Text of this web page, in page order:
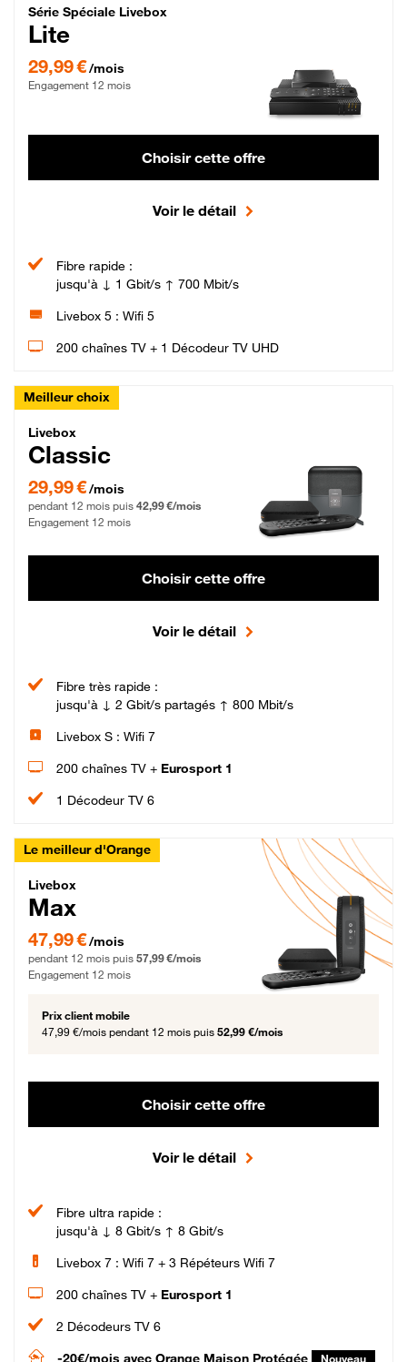
Série Spéciale Livebox Lite Fibre
Série Spéciale Livebox
Lite
29,99 €/mois
Engagement 12 mois
Choisir cette offre
Voir le détail
Fibre rapide :
jusqu'à ↓ 1 Gbit/s ↑ 700 Mbit/s
Livebox 5 : Wifi 5
200 chaînes TV + 1 Décodeur TV UHD
Meilleur choix
Livebox Classic Fibre
Livebox
Classic
29,99 € par mois pendant 12 mois puis 42,99 € par mois, Engagement 12 mois
29,99 €/mois
pendant 12 mois puis 42,99 €/mois
Engagement 12 mois
Choisir cette offre
Voir le détail
Fibre très rapide :
jusqu'à ↓ 2 Gbit/s partagés ↑ 800 Mbit/s
Livebox S : Wifi 7
200 chaînes TV + Eurosport 1
1 Décodeur TV 6
Le meilleur d'Orange
Livebox Max Fibre
Livebox
Max
47,99 € par mois pendant 12 mois puis 57,99 € par mois, Engagement 12 mois
47,99 €/mois
pendant 12 mois puis 57,99 €/mois
Engagement 12 mois
Prix client mobile
47,99 €/mois pendant 12 mois puis 52,99 €/mois
Choisir cette offre
Voir le détail
Fibre ultra rapide :
jusqu'à ↓ 8 Gbit/s ↑ 8 Gbit/s
Livebox 7 : Wifi 7 + 3 Répéteurs Wifi 7
200 chaînes TV + Eurosport 1
2 Décodeurs TV 6
-20€/mois avec Orange Maison Protégée Nouveau